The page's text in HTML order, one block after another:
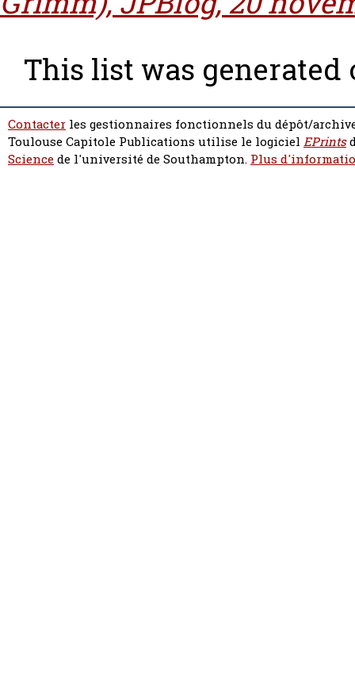
This list was
Contacter les gestionnaires fonctionnels du dépôt/
Toulouse Capitole Publications utilise le logiciel EPrints
Sciencede l'université de Southampton. Plus